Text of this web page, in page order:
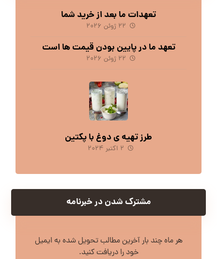
تعهدات ما بعد از خرید شما
۲۲ ژوئن ۲۰۲۶
تعهد ما در پایین بودن قیمت ها است
۲۲ ژوئن ۲۰۲۶
طرز تهیه ی دوغ با پکتین
۲ اکتبر ۲۰۲۴
مشترک شدن در خبرنامه
هر ماه چند بار آخرین مطالب تحویل شده به ایمیل
خود را دریافت کنید.